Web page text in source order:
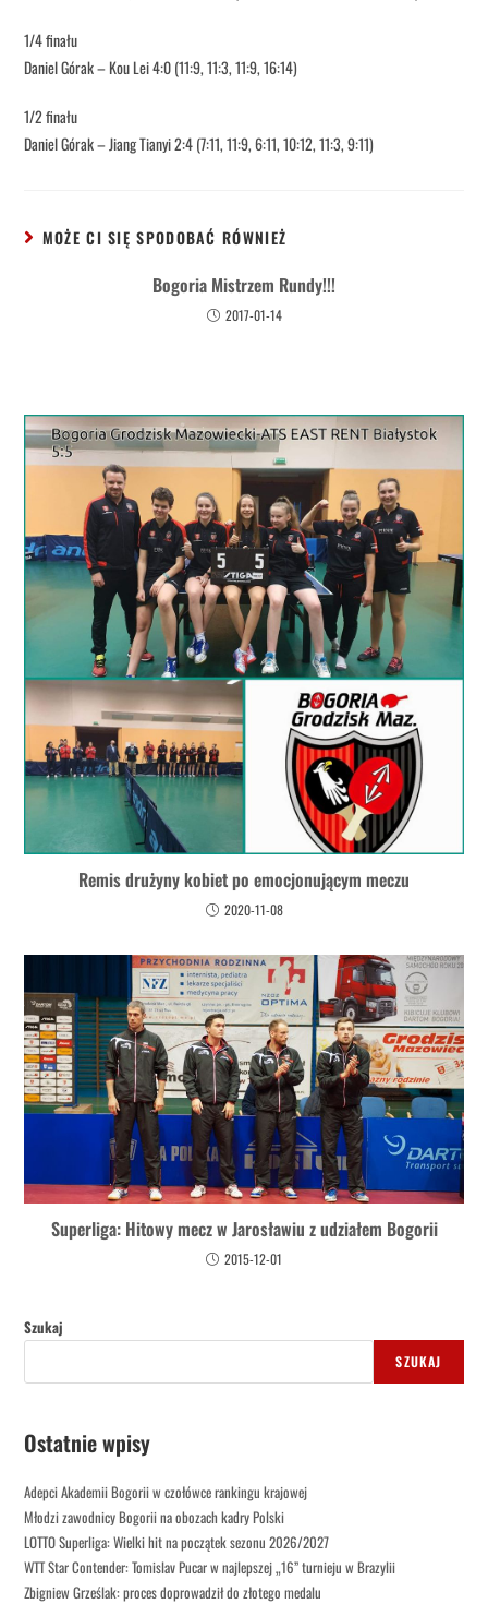
1/4 finału
Daniel Górak – Kou Lei 4:0 (11:9, 11:3, 11:9, 16:14)
1/2 finału
Daniel Górak – Jiang Tianyi 2:4 (7:11, 11:9, 6:11, 10:12, 11:3, 9:11)
MOŻE CI SIĘ SPODOBAĆ RÓWNIEŻ
Bogoria Mistrzem Rundy!!!
2017-01-14
Remis drużyny kobiet po emocjonującym meczu
2020-11-08
Superliga: Hitowy mecz w Jarosławiu z udziałem Bogorii
2015-12-01
Szukaj
SZUKAJ
Ostatnie wpisy
Adepci Akademii Bogorii w czołówce rankingu krajowej
Młodzi zawodnicy Bogorii na obozach kadry Polski
LOTTO Superliga: Wielki hit na początek sezonu 2026/2027
WTT Star Contender: Tomislav Pucar w najlepszej „16” turnieju w Brazylii
Zbigniew Grześlak: proces doprowadził do złotego medalu